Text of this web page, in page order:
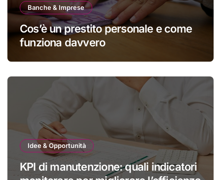
Banche & Imprese
Cos’è un prestito personale e come
funziona davvero
Idee & Opportunità
KPI di manutenzione: quali indicatori